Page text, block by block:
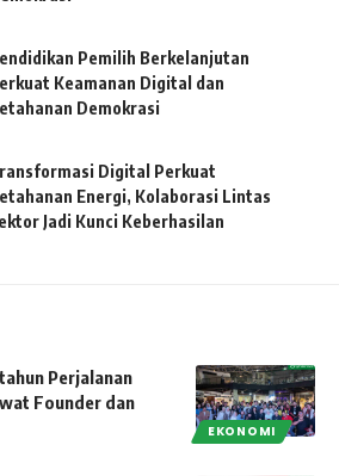
Pemilih Berkelanjutan
Keamanan Digital dan
Demokrasi
Digital Perkuat
Energi, Kolaborasi Lintas
Jadi Kunci Keberhasilan
EKONOMI
Perjalanan
Founder dan